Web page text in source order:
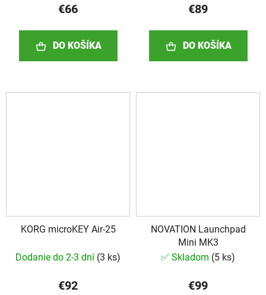
€66
DO KOŠÍKA
€89
DO KOŠÍKA
KORG microKEY Air-25
Dodanie do 2-3 dní (3 ks)
€92
NOVATION Launchpad
Mini MK3
✅ Skladom (5 ks)
€99